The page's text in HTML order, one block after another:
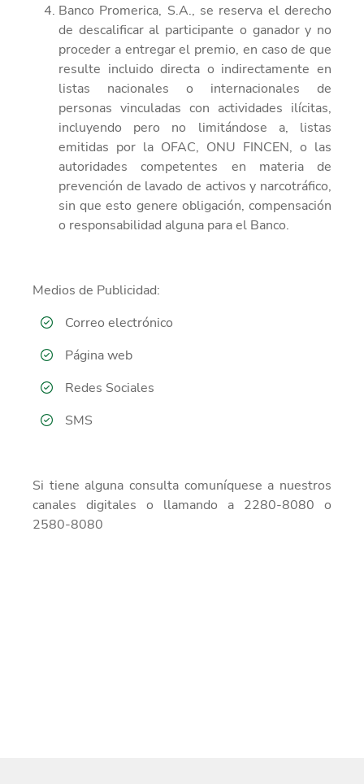
Banco Promerica, S.A., se reserva el derecho
de descalificar al participante o ganador y no
proceder a entregar el premio, en caso de que
resulte incluido directa o indirectamente en
listas nacionales o internacionales de
personas vinculadas con actividades ilícitas,
incluyendo pero no limitándose a, listas
emitidas por la OFAC, ONU FINCEN, o las
autoridades competentes en materia de
prevención de lavado de activos y narcotráfico,
sin que esto genere obligación, compensación
o responsabilidad alguna para el Banco.
Medios de Publicidad:
Correo electrónico
Página web
Redes Sociales
SMS
Si tiene alguna consulta comuníquese a nuestros
canales digitales o llamando a 2280-8080 o
2580-8080